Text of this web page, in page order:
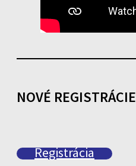
NOVÉ REGISTRÁCIE
Registrácia